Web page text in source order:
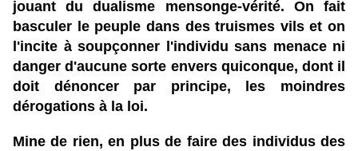
jouant du dualisme mensonge-vérité. On fait
basculer le peuple dans des truismes vils et on
l'incite à soupçonner l'individu sans menace ni
danger d'aucune sorte envers quiconque, dont il
doit dénoncer par principe, les moindres
dérogations à la loi.
Mine de rien, en plus de faire des individus des